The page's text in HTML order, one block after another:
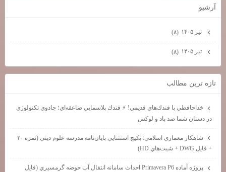
آرشيو
تیر ۱۴۰۵ (۸)
تیر ۱۴۰۵ (۸)
تازه ترين مطالب
خداحافظي با فندك‌هاي قديمي! ⚡ فندك پلاسمايي صاعقه‌اي؛ جادوي تكنولوژي
در دستان شما ضد باد و لوكس
شاهكار معماري اسلامي: پكيج استثنايي پايان‌نامه مدرسه علوم ديني (نمره ۲۰
+ فايل DWG + شيت‌هاي HD)
پروژه آماده Primavera P6 احداث سامانه انتقال آب حوضه گرمسيري (فايل